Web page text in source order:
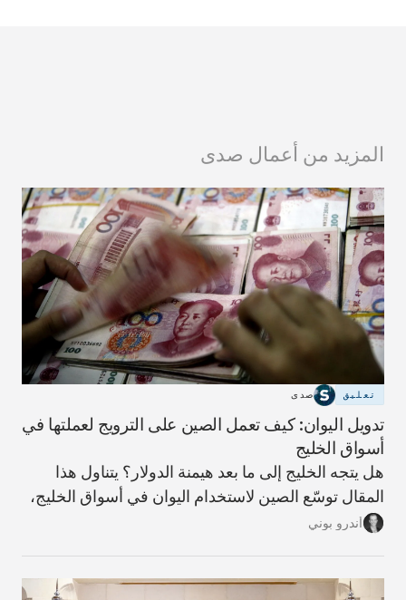
المزيد من أعمال صدى
تعليق صدى
تدويل اليوان: كيف تعمل الصين على الترويج لعملتها في
أسواق الخليج
هل يتجه الخليج إلى ما بعد هيمنة الدولار؟ يتناول هذا
المقال توسّع الصين لاستخدام اليوان في أسواق الخليج،
وما الذي يعنيه ذلك لمستقبل النظام المالي الإقليمي،
أندرو بوني